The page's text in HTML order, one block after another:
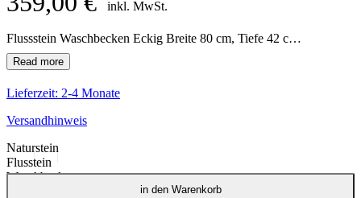
inkl. MwSt.
Flussstein Waschbecken Eckig Breite 80 cm, Tiefe 42 cm, Höhe 12 cm
Lieferzeit: 2-4 Monate
Versandhinweis
Naturstein
Flusstein
Waschbecken
in den Warenkorb